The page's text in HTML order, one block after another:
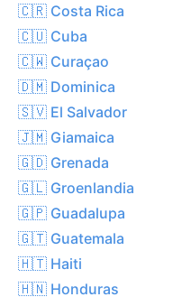
🇨🇷 Costa Rica
🇨🇺 Cuba
🇨🇼 Curaçao
🇩🇲 Dominica
🇸🇻 El Salvador
🇯🇲 Giamaica
🇬🇩 Grenada
🇬🇱 Groenlandia
🇬🇵 Guadalupa
🇬🇹 Guatemala
🇭🇹 Haiti
🇭🇳 Honduras